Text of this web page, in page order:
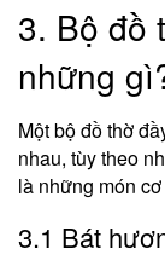
3. Bộ đồ
những
Một bộ đồ thờ
nhau, tùy theo
là những món
3.1 Bát